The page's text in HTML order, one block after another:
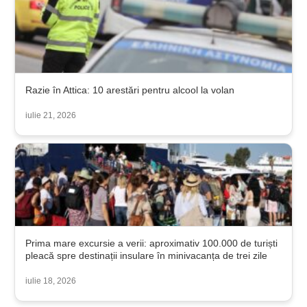
Razie în Attica: 10 arestări pentru alcool la volan
iulie 21, 2026
Prima mare excursie a verii: aproximativ 100.000 de turiști
pleacă spre destinații insulare în minivacanța de trei zile
iulie 18, 2026